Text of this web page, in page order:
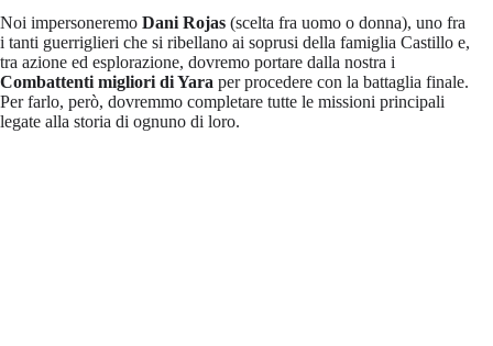
Noi impersoneremo Dani Rojas (scelta fra uomo o donna), uno fra
i tanti guerriglieri che si ribellano ai soprusi della famiglia Castillo e,
tra azione ed esplorazione, dovremo portare dalla nostra i
Combattenti migliori di Yara per procedere con la battaglia finale.
Per farlo, però, dovremmo completare tutte le missioni principali
legate alla storia di ognuno di loro.